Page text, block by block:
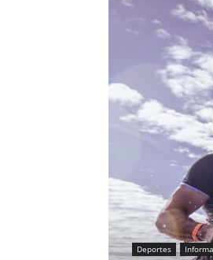
Deportes